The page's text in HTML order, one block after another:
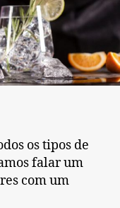
os tipos de
falar um
com um